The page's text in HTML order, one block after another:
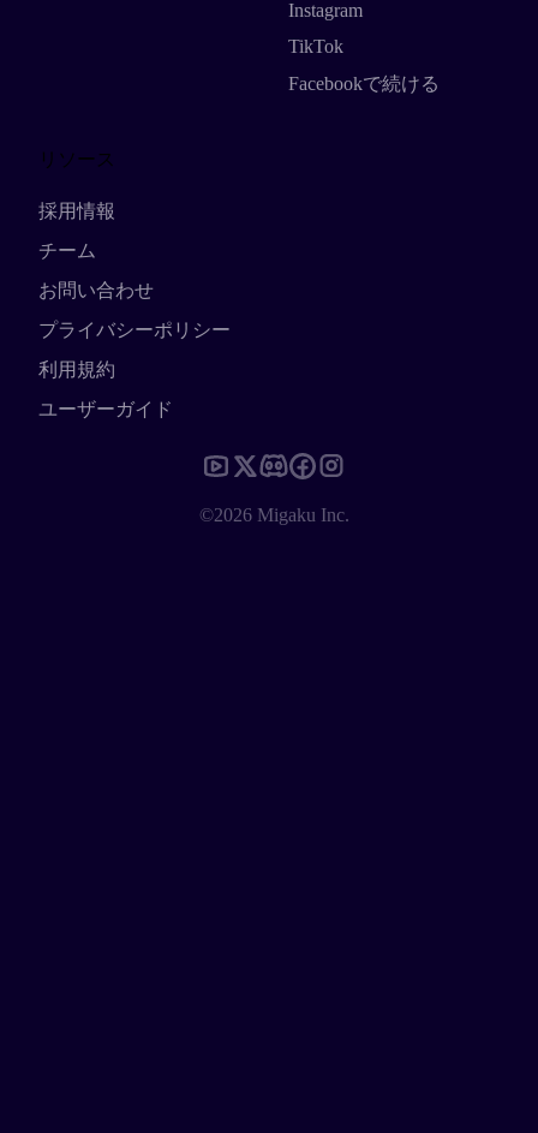
Instagram
TikTok
Facebookで続ける
リソース
採用情報
チーム
お問い合わせ
プライバシーポリシー
利用規約
ユーザーガイド
©2026 Migaku Inc.